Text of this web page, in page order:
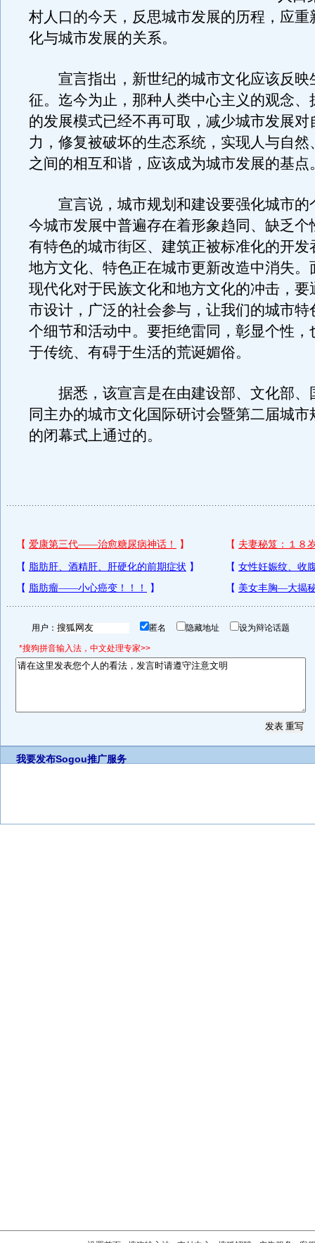
村人口的今天，反思城市发展的历程，应重
化与城市发展的关系。
宣言指出，新世纪的城市文化应该反映
征。迄今为止，那种人类中心主义的观念、
的发展模式已经不再可取，减少城市发展对
力，修复被破坏的生态系统，实现人与自然
之间的相互和谐，应该成为城市发展的基点
宣言说，城市规划和建设要强化城市的
今城市发展中普遍存在着形象趋同、缺乏个
有特色的城市街区、建筑正被标准化的开发
地方文化、特色正在城市更新改造中消失。
现代化对于民族文化和地方文化的冲击，要
市设计，广泛的社会参与，让我们的城市特
个细节和活动中。要拒绝雷同，彰显个性，
于传统、有碍于生活的荒诞媚俗。
据悉，该宣言是在由建设部、文化部、
同主办的城市文化国际研讨会暨第二届城市
的闭幕式上通过的。
用户： 匿名 隐藏地址 设为辩论话题
*搜狗拼音输入法，中文处理专家>>
我要发布Sogou推广服务